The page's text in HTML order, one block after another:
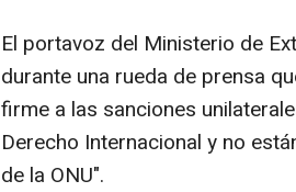
El portavoz del Ministerio de
durante una rueda de prensa
firme a las sanciones
Derecho Internacional y no
de la ONU".